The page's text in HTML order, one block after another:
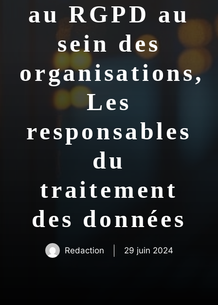
au RGPD au
sein des
organisations,
Les
responsables
du
traitement
des données
Redaction 29 juin 2024